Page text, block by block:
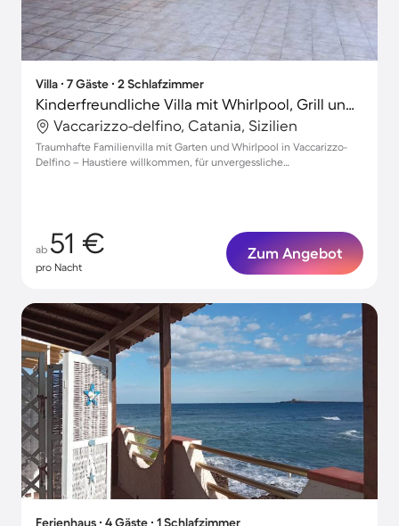
Villa ∙ 7 Gäste ∙ 2 Schlafzimmer
Kinderfreundliche Villa mit Whirlpool, Grill und Garten | Neben dem Strand | Ideal für Homeoffice | Haustiere sind willkommen
Vaccarizzo-delfino, Catania, Sizilien
Traumhafte Familienvilla mit Garten und Whirlpool in Vaccarizzo-
Delfino – Haustiere willkommen, für unvergessliche
ab 51 €
pro Nacht
Zum Angebot
Ferienhaus ∙ 4 Gäste ∙ 1 Schlafzimmer